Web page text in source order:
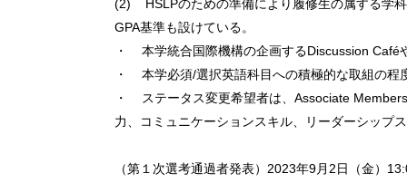
(2) HSLPのための準備により履修生の属する学
GPA基準も設けている。
・ 本学統合国際機構の企画するDiscussion Café
・ 本学必須/選択英語科目への積極的な取組の程
・ ステータス変更希望者は、Associate
力、コミュニケーションスキル、リーダーシップ
（第１次選考通過者発表）2023年9月2日（金）